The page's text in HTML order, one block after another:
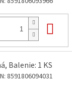
Balenie: 1 KS
8591806094031